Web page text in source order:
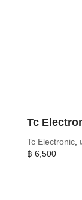
Tc
Tc Electronic
฿ 6,500